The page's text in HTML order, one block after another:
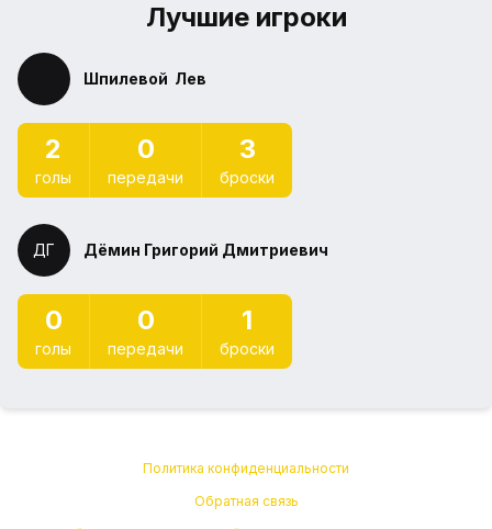
Лучшие игроки
⁠Шпилевой ⁠ Лев
2
голы
0
передачи
3
броски
Дёмин Григорий Дмитриевич
ДГ
0
голы
0
передачи
1
броски
Политика конфиденциальности
Обратная связь